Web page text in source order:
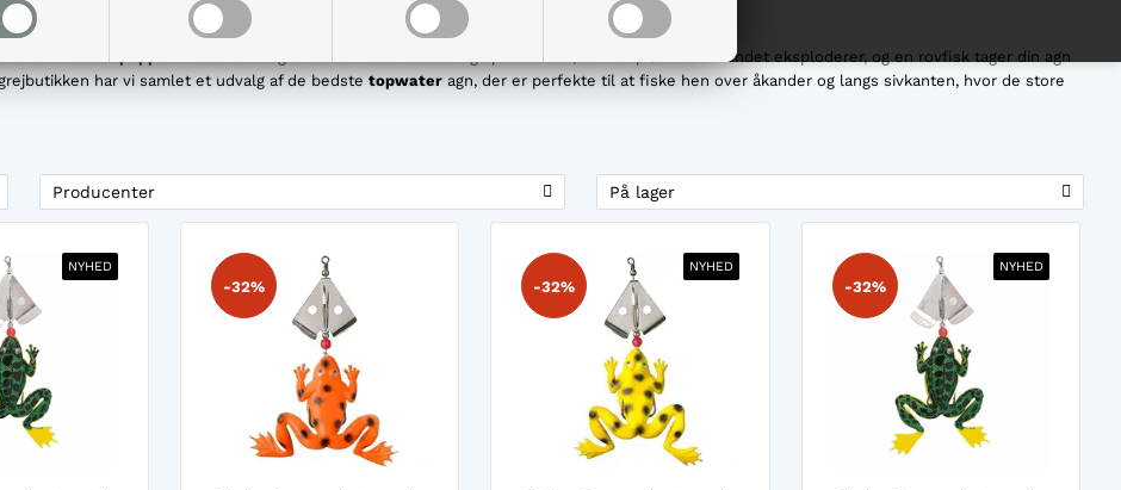
woblere
er noget af det mest visuelle og spændende, du kan prøve. Når vandet eksploderer, og en rovfisk tager din agn
har vi samlet et udvalg af de bedstetopwateragn, der er perfekte til at fiske hen over åkander og langs sivkanten, hvor de store
Producenter På lager
NYHED
-32%
NYHED
-32%
NYHED
-32%